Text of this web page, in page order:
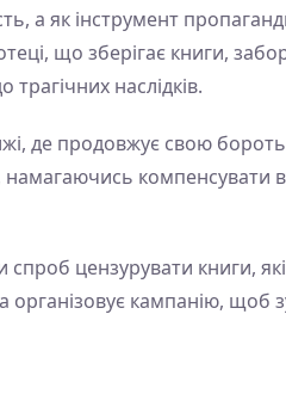
а як інструмент
що зберігає книги,
наслідків.
де продовжує свою
компенсувати
цензурувати книги,
кампанію, щоб